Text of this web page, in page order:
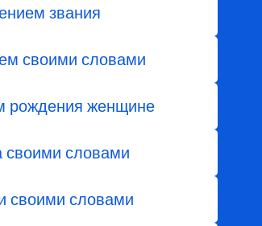
звания
своими словами
рождения женщине
своими словами
своими словами